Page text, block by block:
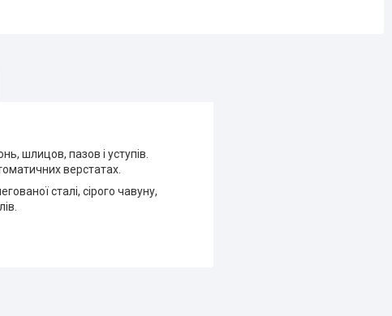
шлицов, пазов і уступів.
верстатах.
сталі, сірого чавуну,